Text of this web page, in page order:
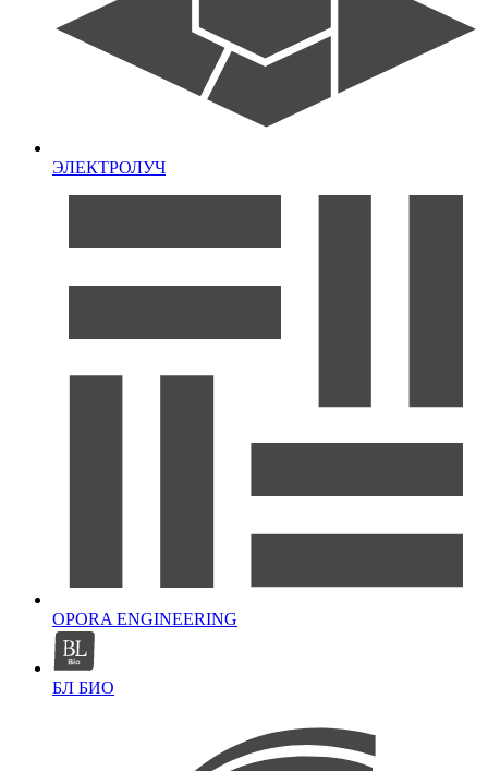
ЭЛЕКТРОЛУЧ
OPORA ENGINEERING
БЛ БИО